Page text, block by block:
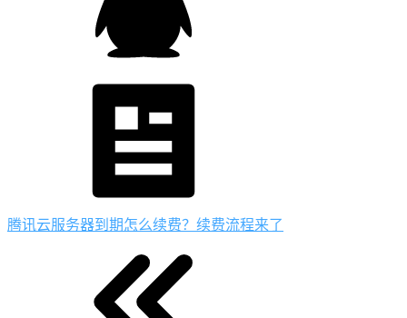
腾讯云服务器到期怎么续费？续费流程来了